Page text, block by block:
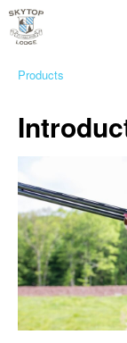
Products